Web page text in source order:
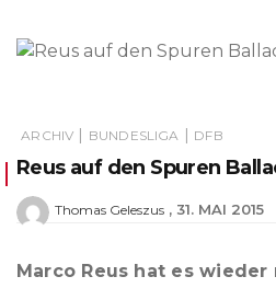
ARCHIV | BUNDESLIGA | DFB
Reus auf den Spuren
Thomas Geleszus 31. MAI 2015
Marco Reus hat es